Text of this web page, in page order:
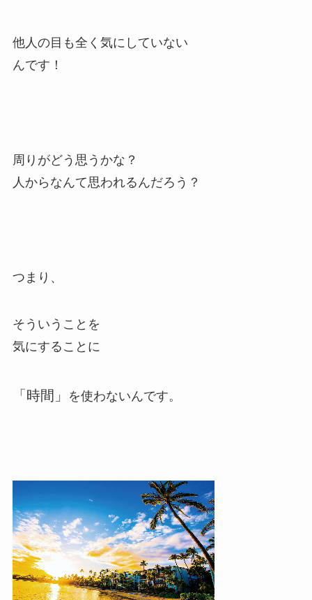
他人の目も全く気にしていない
んです！
周りがどう思うかな？
人からなんて思われるんだろう？
つまり、
そういうことを
気にすることに
「時間」 を使わないんです。